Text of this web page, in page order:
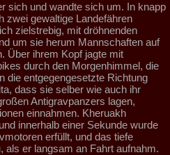
sich und wandte sich um. In knapp
zwei gewaltige Landefähren
zielstrebig, mit dröhnenden
um sie herum Mannschaften auf
Über ihrem Kopf jagte mit
durch den Morgenhimmel, die
die entgegengesetzte Richtung
dass sie selber wie auch ihr
Antigravpanzers lagen,
einnahmen. Kheruakh
innerhalb einer Sekunde wurde
erfüllt, und das tiefe
als er langsam an Fahrt aufnahm.